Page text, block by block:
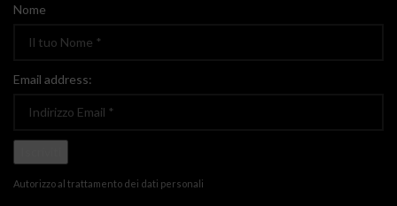
Nome
Email address:
Autorizzo al trattamento dei dati personali